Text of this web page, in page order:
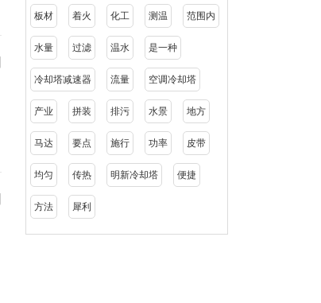
板材 着火 化工 测温 范围内
水量 过滤 温水 是一种
冷却塔减速器 流量 空调冷却塔
产业 拼装 排污 水景 地方
马达 要点 施行 功率 皮带
均匀 传热 明新冷却塔 便捷
方法 犀利